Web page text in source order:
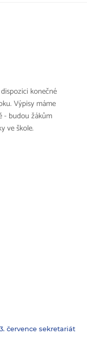
konečné
Výpisy máme
- budou žákům
ve škole.
července sekretariát